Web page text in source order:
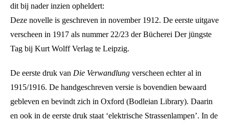
dit bij nader inzien opheldert:
Deze novelle is geschreven in november 1912. De eerste uitgave
verscheen in 1917 als nummer 22/23 der Bücherei Der jüngste
Tag bij Kurt Wolff Verlag te Leipzig.
De eerste druk van Die Verwandlung verscheen echter al in
1915/1916. De handgeschreven versie is bovendien bewaard
gebleven en bevindt zich in Oxford (Bodleian Library). Daarin
en ook in de eerste druk staat ‘elektrische Strassenlampen’. In de